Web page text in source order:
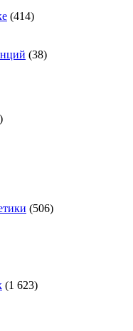
(414)
(38)
(506)
(1 623)